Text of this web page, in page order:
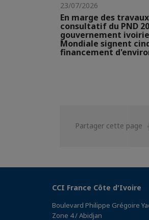
23/07/2026
En marge des
consultatif du PND
gouvernement
Mondiale signent
financement
Partager cette page
CCI France Côte d'Ivoire
Boulevard Philippe Grégoire
Zone 4 / Abidjan